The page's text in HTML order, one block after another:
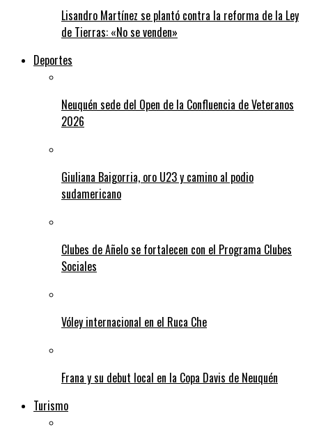
Lisandro Martínez se plantó contra la reforma de la Ley
de Tierras: «No se venden»
Deportes
Neuquén sede del Open de la Confluencia de Veteranos
2026
Giuliana Baigorria, oro U23 y camino al podio
sudamericano
Clubes de Añelo se fortalecen con el Programa Clubes
Sociales
Vóley internacional en el Ruca Che
Frana y su debut local en la Copa Davis de Neuquén
Turismo